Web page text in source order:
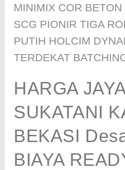
MINIMIX COR
SCG PIONIR TIGA
PUTIH HOLCIM
TERDEKAT
HARGA
SUKATANI
BEKASI
BIAYA